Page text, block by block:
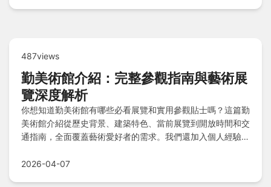
487views
勤美術館介紹：完整參觀指南與藝術展
覽深度解析
你想知道勤美術館有哪些必看展覽和實用參觀貼士嗎？這篇勤
美術館介紹從歷史背景、建築特色、當前展覽到開放時間和交
通指南，全面覆蓋藝術愛好者的需求。我們還加入個人經驗分
2026-04-07